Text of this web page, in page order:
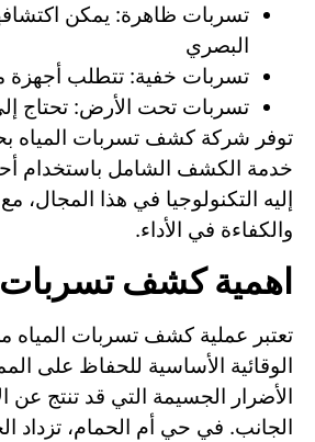
تسربات ظاهرة: يمكن
البصري
تسربات خفية: تتطلب
تسربات تحت الأرض: تحتاج
توفر شركة كشف تسربات المياه
خدمة الكشف الشامل باستخدام
إليه التكنولوجيا في هذا المجال،
والكفاءة في الأداء.
اهمية كشف تسربات
تعتبر عملية كشف تسربات المياه
الوقائية الأساسية للحفاظ على
الأضرار الجسيمة التي قد تنتج عن
الجانب. في حي أم الحمام، تزداد